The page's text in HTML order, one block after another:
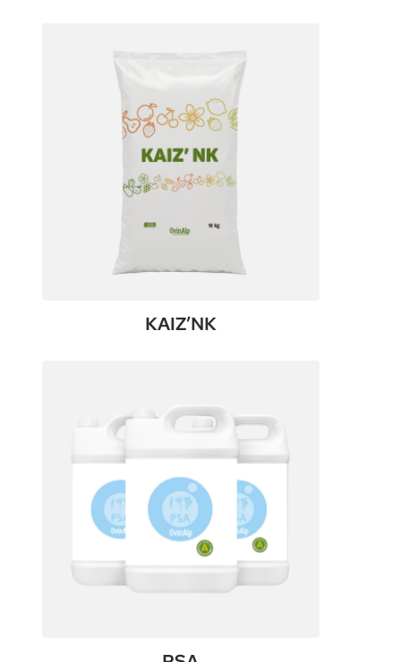
KAIZ’NK